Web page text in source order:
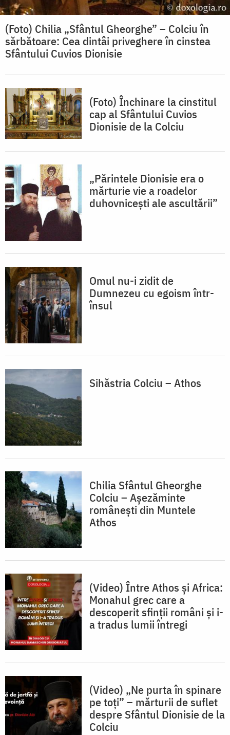
(Foto) Chilia „Sfântul Gheorghe” – Colciu în
sărbătoare: Cea dintâi priveghere în cinstea
Sfântului Cuvios Dionisie
(Foto) Închinare la cinstitul
cap al Sfântului Cuvios
Dionisie de la Colciu
„Părintele Dionisie era o
mărturie vie a roadelor
duhovnicești ale ascultării”
Omul nu-i zidit de
Dumnezeu cu egoism într-
însul
Sihăstria Colciu – Athos
Chilia Sfântul Gheorghe
Colciu – Așezăminte
românești din Muntele
Athos
(Video) Între Athos și Africa:
Monahul grec care a
descoperit sfinții români și i-
a tradus lumii întregi
(Video) „Ne purta în spinare
pe toți” – mărturii de suflet
despre Sfântul Dionisie de la
Colciu